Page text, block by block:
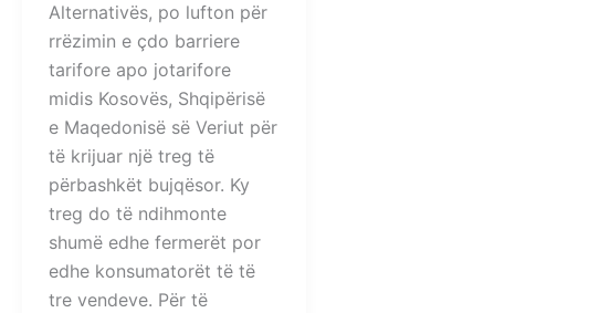
Alternativës, po lufton për
rrëzimin e çdo barriere
tarifore apo jotarifore
midis Kosovës, Shqipërisë
e Maqedonisë së Veriut për
të krijuar një treg të
përbashkët bujqësor. Ky
treg do të ndihmonte
shumë edhe fermerët por
edhe konsumatorët të të
tre vendeve. Për të